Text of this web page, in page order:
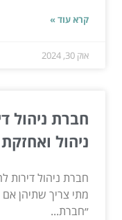
קרא עוד »
אוק 30, 2024
חברת ניהול
ניהול
חברת ניהול דירות
מתי צריך שתיהן
״חברת...